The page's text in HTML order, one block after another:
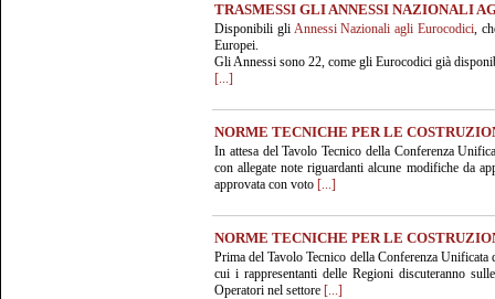
TRASMESSI GLI ANNESSI NAZIONALI
Disponibili gli Annessi Nazionali agli Eurocodici,
Europei.
Gli Annessi sono 22, come gli Eurocodici già
[...]
NORME TECNICHE PER LE
In attesa del Tavolo Tecnico della Conferenza
con allegate note riguardanti alcune modifiche da
approvata con voto [...]
NORME TECNICHE PER LE
Prima del Tavolo Tecnico della Conferenza
cui i rappresentanti delle Regioni discuteranno
Operatori nel settore [...]